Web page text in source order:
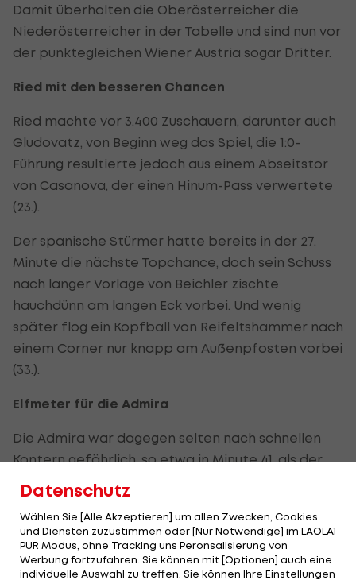
Damit überholten die Oberösterreicher die
Niederösterreicher in der Tabelle und sind nun vor
der punktegleichen Wiener Austria sogar Dritter.
Ried mit den besseren Chancen
Ried machte vor 3.400 Zuschauern, darunter auch
Gludovatz, von Beginn weg das Spiel, die 1:0-
Führung resultierte jedoch aus einem Abseitstor
von Casanova, der einen Hinum-Pass verwertete
(23.).
Der spanische Stürmer hatte bereits in der 27.
Minute die nächste Topchance, doch sein Schuss
nach langer Vorlage von Beichler zischte
hauchdünn am langen Eck vorbei. Und wenig
später flog ein Kopfball von Reifeltshammer nach
einem Corner nur knapp am Außenpfosten vorbei
(33.).
Elfmeter für die Admira
Die Admira war dagegen selten nach schnellen
Kontern gefährlich, so etwa in Minute 41, als der
für den angeschlagenen Ouedraogo
eingewechselte Benjamin Sulimani nach
Körperkontakt mit Ried-Verteidiger Riegler im
Rieder Strafraum zu Fall kam.
SchiedsrichterAlexander Harkamentschied
Datenschutz
Wählen Sie [Alle Akzeptieren] um allen Zwecken, Cookies
und Diensten zuzustimmen oder [Nur Notwendige] im LAOLA1
PUR Modus, ohne Tracking uns Peronsalisierung von
Werbung fortzufahren. Sie können mit [Optionen] auch eine
individuelle Auswahl zu treffen. Sie können Ihre Einstellungen